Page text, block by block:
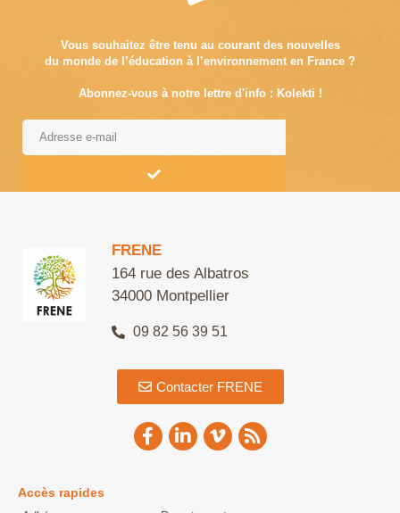
Vous souhaitez être tenu au courant des nouvelles
du monde de l’éducation à l’environnement en France ?
Abonnez-vous à notre lettre d'info : Kolekti !
FRENE
164 rue des Albatros
34000 Montpellier
09 82 56 39 51
Contacter FRENE
Accès rapides